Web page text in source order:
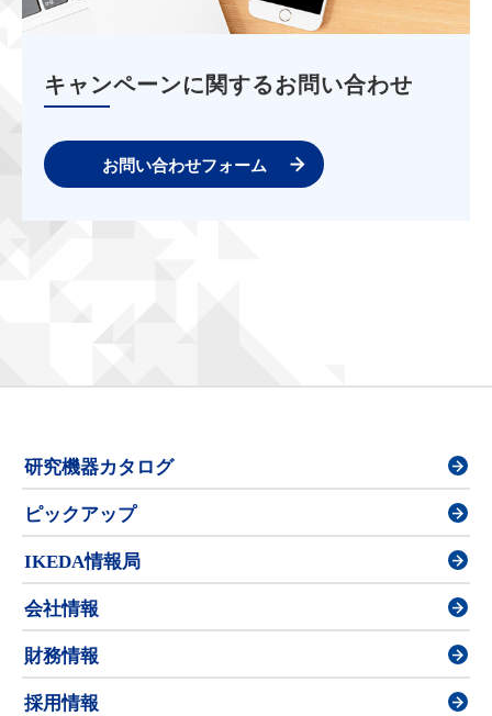
キャンペーンに関するお問い合わせ
お問い合わせフォーム
研究機器カタログ
ピックアップ
IKEDA情報局
会社情報
財務情報
採用情報